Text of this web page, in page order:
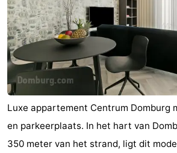
Luxe appartement Centrum Domburg
en parkeerplaats. In het hart van
350 meter van het strand, ligt dit